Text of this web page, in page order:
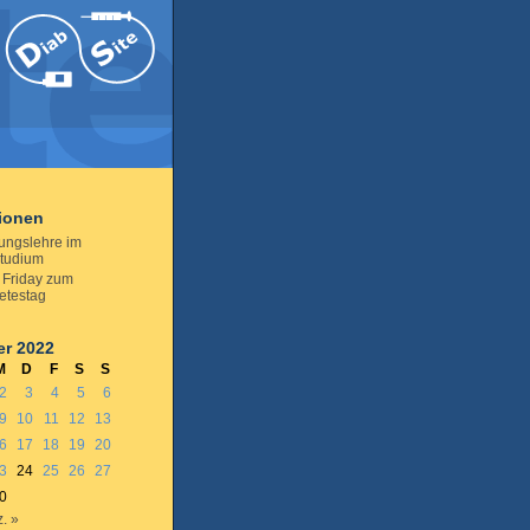
im
zum
2022
D F S
S
2 3 4 5
6
9 10 11 12
13
17 18 19
20
24 25 26
27
»